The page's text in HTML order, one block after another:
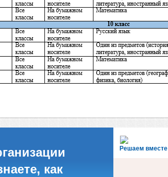
Решаем вместе
как